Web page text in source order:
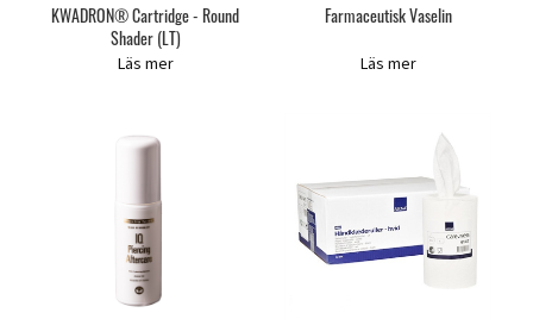
KWADRON® Cartridge - Round
Shader (LT)
Läs mer
Farmaceutisk Vaselin
Läs mer